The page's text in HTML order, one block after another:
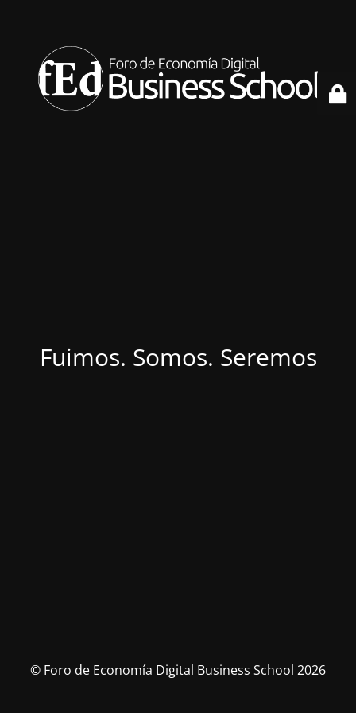
Fuimos. Somos. Seremos
© Foro de Economía Digital Business School 2026